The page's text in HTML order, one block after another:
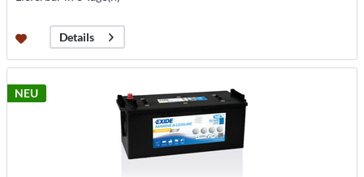
Details
NEU